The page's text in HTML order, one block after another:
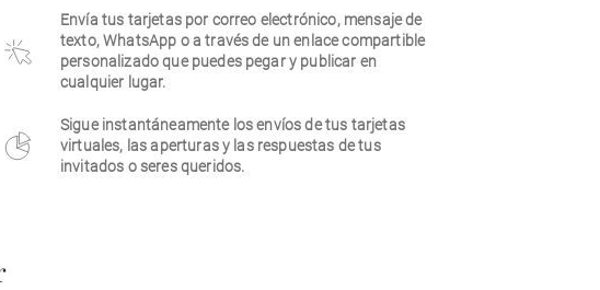
Envía tus tarjetas por correo electrónico, mensaje de
texto, WhatsApp o a través de un enlace compartible
personalizado que puedes pegar y publicar en
cualquier lugar.
Sigue instantáneamente los envíos de tus tarjetas
virtuales, las aperturas y las respuestas de tus
invitados o seres queridos.